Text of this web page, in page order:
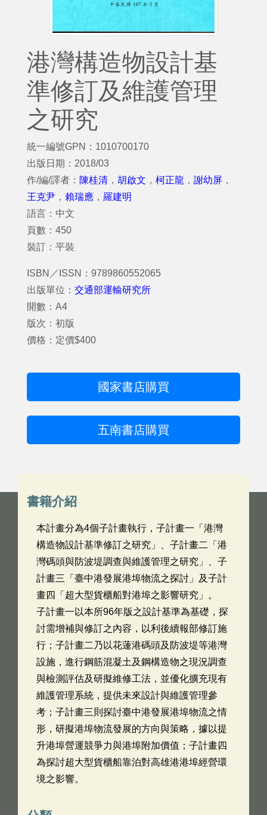
港灣構造物設計基
準修訂及維護管理
之研究
統一編號GPN：1010700170
出版日期：2018/03
作/編/譯者： 陳桂清 ， 胡啟文 ， 柯正龍 ， 謝幼屏 ，
王克尹 ， 賴瑞應 ， 羅建明
語言：中文
頁數：450
裝訂：平裝
ISBN／ISSN：9789860552065
出版單位： 交通部運輸研究所
開數：A4
版次：初版
價格：定價$400
國家書店購買
五南書店購買
書籍介紹
本計畫分為4個子計畫執行，子計畫一「港灣
構造物設計基準修訂之研究」、子計畫二「港
灣碼頭與防波堤調查與維護管理之研究」、子
計畫三「臺中港發展港埠物流之探討」及子計
畫四「超大型貨櫃船對港埠之影響研究」。
子計畫一以本所96年版之設計基準為基礎，探
討需增補與修訂之內容，以利後續報部修訂施
行；子計畫二乃以花蓮港碼頭及防波堤等港灣
設施，進行鋼筋混凝土及鋼構造物之現況調查
與檢測評估及研擬維修工法，並優化擴充現有
維護管理系統，提供未來設計與維護管理參
考；子計畫三則探討臺中港發展港埠物流之情
形，研擬港埠物流發展的方向與策略，據以提
升港埠營運競爭力與港埠附加價值；子計畫四
為探討超大型貨櫃船靠泊對高雄港港埠經營環
境之影響。